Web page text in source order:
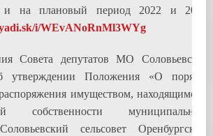
на плановый период 2022 и 2023
i/WEvANoRnMl3WYg
Совета депутатов МО Соловьевский
утверждении Положения «О порядке
имуществом, находящимся в
собственности муниципального
сельсовет Оренбургского